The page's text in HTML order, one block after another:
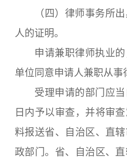
（四）律师事务所出
人的证明。
申请兼职律师执业的
单位同意申请人兼职从事
受理申请的部门应当
日内予以审查，并将审
料报送省、自治区、直
政部门。省、自治区、